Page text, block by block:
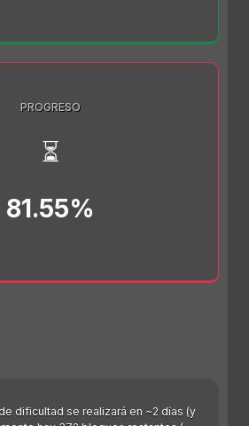
PROGRESO
⏳
81.55%
dificultad se realizará en ~2 días (y